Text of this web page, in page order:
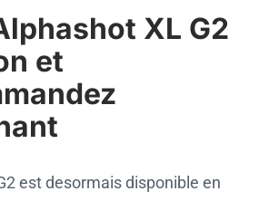
XL G2
et
est desormais disponible en